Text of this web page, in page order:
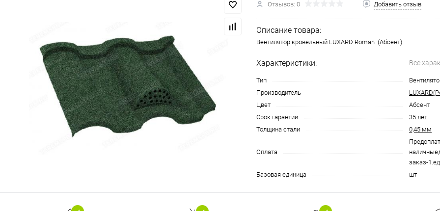
Отзывов: 0 Добавить отзыв
Описание товара:
Вентилятор кровельный LUXARD Roman (Абсент)
Характеристики: Все
Тип
Производитель
Цвет
Абсент
Срок гарантии
35 лет
Толщина стали
0,45 мм
Оплата
заказ-
Базовая единица
шт